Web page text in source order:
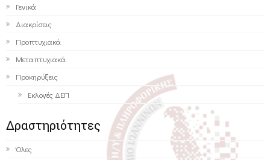
Γενικά
Διακρίσεις
Προπτυχιακά
Μεταπτυχιακά
Προκηρύξεις
Εκλογές ΔΕΠ
Δραστηριότητες
Όλες